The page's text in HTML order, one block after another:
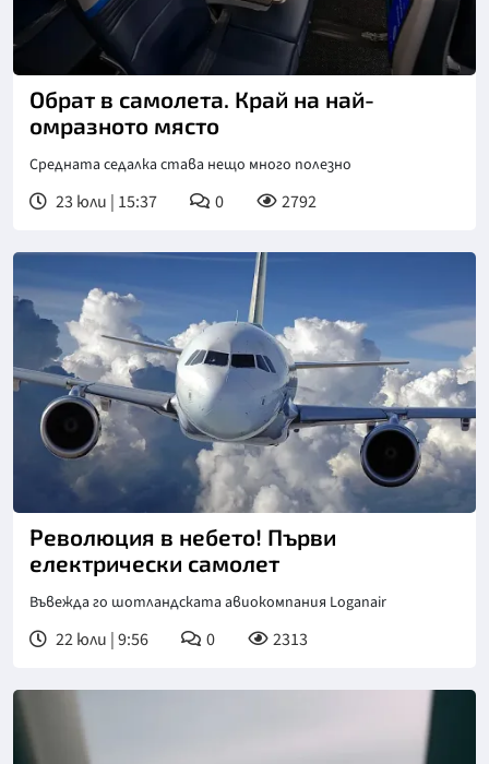
Обрат в самолета. Край на най-
омразното място
Средната седалка става нещо много полезно
23 юли | 15:37 0 2792
Революция в небето! Първи
електрически самолет
Въвежда го шотландската авиокомпания Loganair
22 юли | 9:56 0 2313